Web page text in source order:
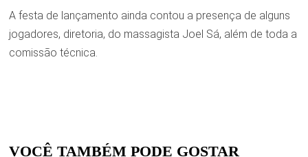
A festa de lançamento ainda contou a presença de alguns
jogadores, diretoria, do massagista Joel Sá, além de toda a
comissão técnica.
VOCÊ TAMBÉM PODE GOSTAR